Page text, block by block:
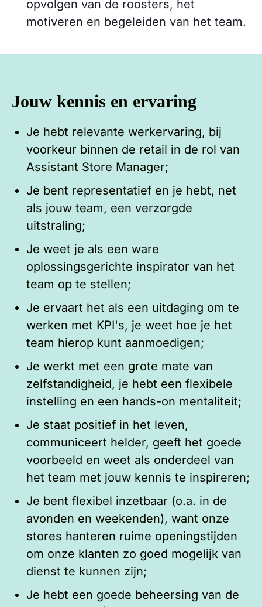
opvolgen van de roosters, het
motiveren en begeleiden van het team.
Jouw kennis en ervaring
Je hebt relevante werkervaring, bij
voorkeur binnen de retail in de rol van
Assistant Store Manager;
Je bent representatief en je hebt, net
als jouw team, een verzorgde
uitstraling;
Je weet je als een ware
oplossingsgerichte inspirator van het
team op te stellen;
Je ervaart het als een uitdaging om te
werken met KPI's, je weet hoe je het
team hierop kunt aanmoedigen;
Je werkt met een grote mate van
zelfstandigheid, je hebt een flexibele
instelling en een hands-on mentaliteit;
Je staat positief in het leven,
communiceert helder, geeft het goede
voorbeeld en weet als onderdeel van
het team met jouw kennis te inspireren;
Je bent flexibel inzetbaar (o.a. in de
avonden en weekenden), want onze
stores hanteren ruime openingstijden
om onze klanten zo goed mogelijk van
dienst te kunnen zijn;
Je hebt een goede beheersing van de